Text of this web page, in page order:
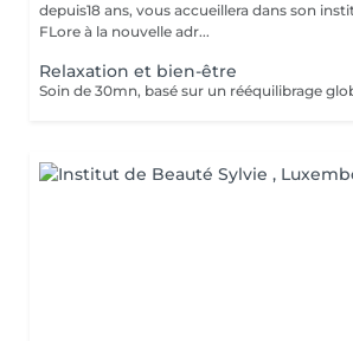
depuis18 ans, vous accueillera dans son
FLore à la nouvelle adr...
Relaxation et bien-être